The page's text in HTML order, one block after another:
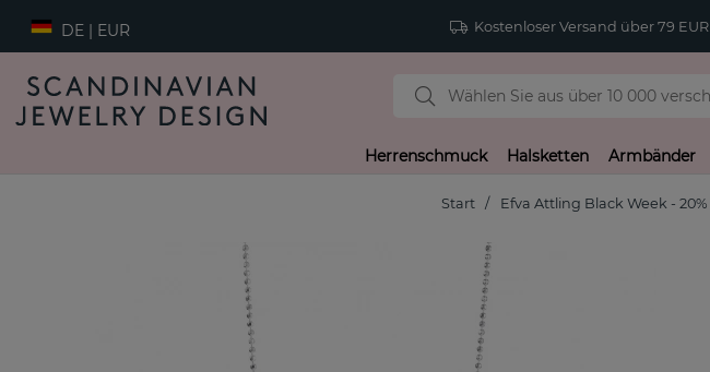
DE | EUR Kostenloser Versand über 79 EUR
Herrenschmuck Halsketten Armbänder
Start Efva Attling Black Week - 20%